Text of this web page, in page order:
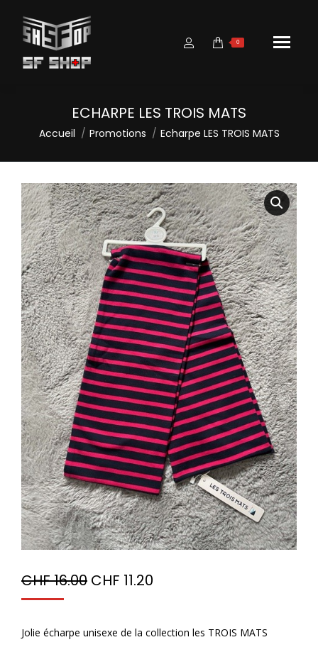
0
ECHARPE LES TROIS MATS
Vous êtes ici :
Accueil Promotions Echarpe LES TROIS MATS
CHF16.00 CHF 11.20
Jolie écharpe unisexe de la collection les TROIS MATS